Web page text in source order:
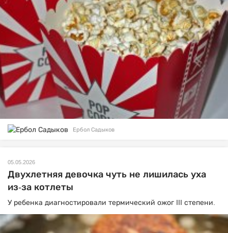
Ербол Садыков
05.05.2026
Двухлетняя девочка чуть не лишилась уха
из-за котлеты
У ребенка диагностировали термический ожог III степени.